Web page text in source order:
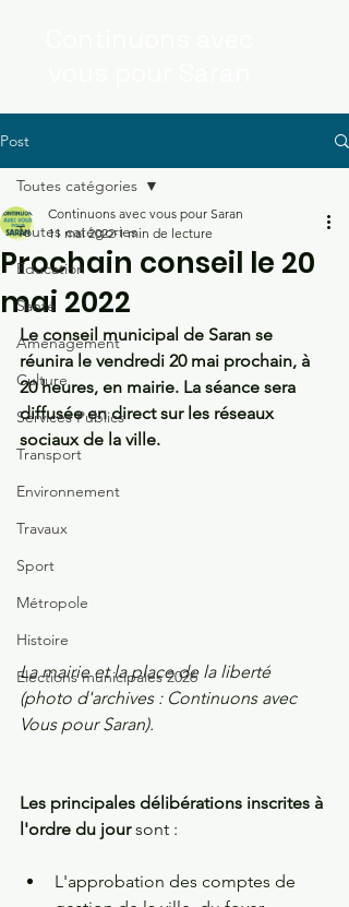
Post
Toutes catégories
Education
Santé
Aménagement
Culture
Services Publics
Transport
Environnement
Travaux
Sport
Métropole
Histoire
Elections municipales 2026
Toutes catégories
Prochain conseil le 20
mai 2022
Continuons avec vous pour Saran
11 mai 2022 1 min de lecture
Le conseil municipal de Saran se
réunira le vendredi 20 mai prochain, à
20 heures, en mairie. La séance sera
diffusée en direct sur les réseaux
sociaux de la ville.
La mairie et la place de la liberté
(photo d'archives : Continuons avec
Vous pour Saran).
Les principales délibérations inscrites à
l'ordre du jour sont :
L'approbation des comptes de